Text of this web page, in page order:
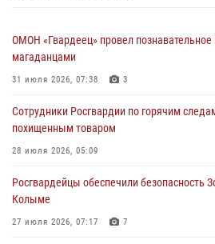
ОМОН «Гвардеец» провел
магаданцами
31 июля 2026, 07:38 3
Сотрудники Росгвардии по горячим
похищенным товаром
28 июля 2026, 05:09
Росгвардейцы обеспечили безопасность
Колыме
27 июля 2026, 07:17 7